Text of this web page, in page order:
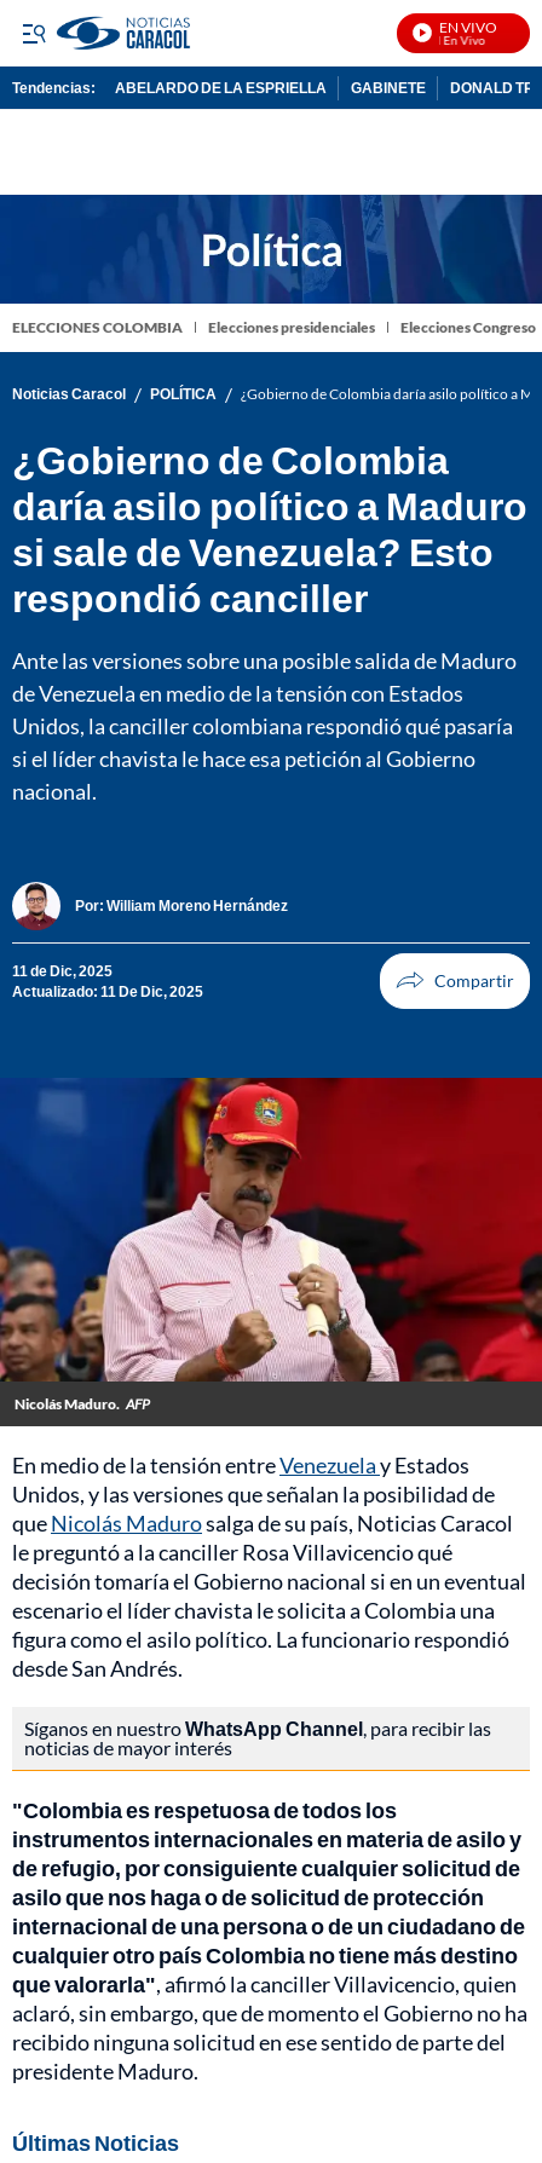
EN VIVO
Tendencias: ABELARDO DE LA ESPRIELLA GABINETE DONALD
ELECCIONES COLOMBIA Elecciones presidenciales Elecciones Congreso
Noticias Caracol / POLÍTICA / ¿Gobierno de Colombia daría asilo político a
¿Gobierno de Colombia
daría asilo político a Maduro
si sale de Venezuela? Esto
respondió canciller
Ante las versiones sobre una posible salida de Maduro
de Venezuela en medio de la tensión con Estados
Unidos, la canciller colombiana respondió qué pasaría
si el líder chavista le hace esa petición al Gobierno
nacional.
Por: William Moreno Hernández
11 de Dic, 2025
Actualizado: 11 De Dic, 2025
Nicolás Maduro. AFP
En medio de la tensión entreVenezuelay Estados
Unidos, y las versiones que señalan la posibilidad de
queNicolás Madurosalga de su país, Noticias Caracol
le preguntó a la canciller Rosa Villavicencio qué
decisión tomaría el Gobierno nacional si en un eventual
escenario el líder chavista le solicita a Colombia una
figura como el asilo político. La funcionario respondió
desde San Andrés.
Síganos en nuestroWhatsApp Channel, para recibir las
noticias de mayor interés
"Colombia es respetuosa de todos los
instrumentos internacionales en materia de asilo y
de refugio, por consiguiente cualquier solicitud de
asilo que nos haga o de solicitud de protección
internacional de una persona o de un ciudadano de
cualquier otro país Colombia no tiene más destino
que valorarla", afirmó la canciller Villavicencio, quien
aclaró, sin embargo, que de momento el Gobierno no ha
recibido ninguna solicitud en ese sentido de parte del
presidente Maduro.
Últimas Noticias